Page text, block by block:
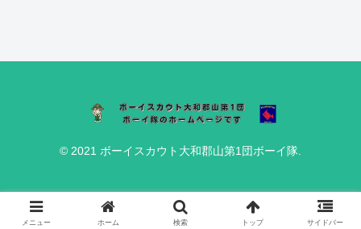
© 2021 ボーイスカウト大和郡山第1団ボーイ隊.
メニュー ホーム 検索 トップ サイドバー